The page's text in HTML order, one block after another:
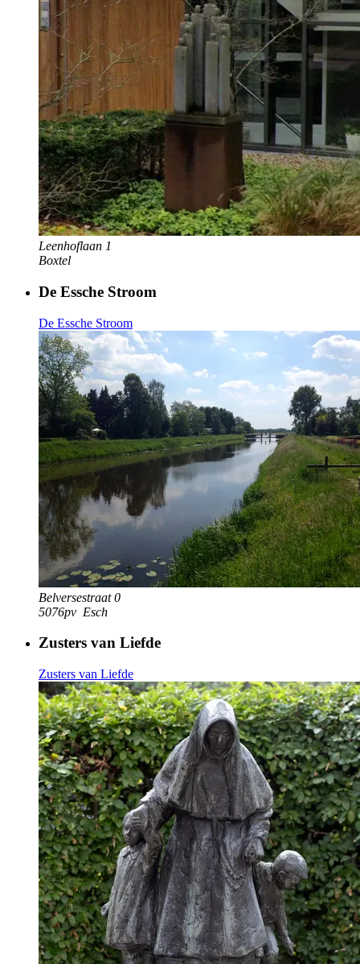
Leenhoflaan 1
Boxtel
De Essche Stroom
De Essche Stroom
Belversestraat 0
5076pv Esch
Zusters van Liefde
Zusters van Liefde